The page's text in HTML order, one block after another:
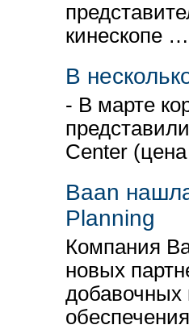
кинескопе …
В
- В марте
Center
Baan
Planning
Компания
новых
добавочных